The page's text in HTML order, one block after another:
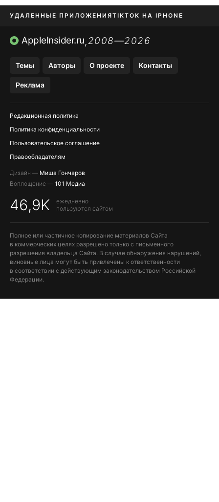
УДАЛЕННЫЕ ПРИЛОЖЕНИЯTIKTOK НА IPHONE
ПРИЛОЖЕНИЯ БЕЗ APP STORE
AppleInsider.ru,2008—2026
Темы Авторы О проекте Контакты
Реклама
Редакционная политика
Политика конфиденциальности
Пользовательское соглашение
Правообладателям
Дизайн — Миша Гончаров
Воплощение — 101 Медиа
46,9K
ежедневно
пользуются сайтом
Полное или частичное копирование материалов Сайта
в коммерческих целях разрешено только с письменного
разрешения владельца Сайта. В случае обнаружения нарушений,
виновные лица могут быть привлечены к ответственности
в соответствии с действующим законодательством Российской
Федерации.